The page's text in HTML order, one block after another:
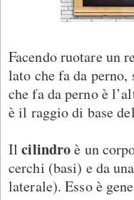
Facendo ruotare un
lato che fa da
che fa da perno è
è il raggio di base
Ilcilindroè un
cerchi (basi) e da
laterale). Esso è